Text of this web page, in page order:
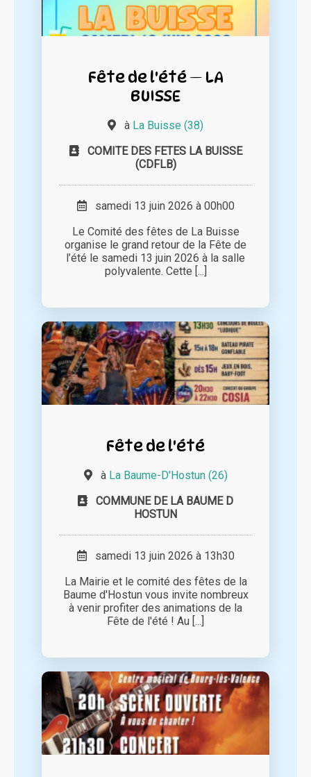
Fête de l'été — LA
BUISSE
à La Buisse (38)
COMITE DES FETES LA BUISSE
(CDFLB)
samedi 13 juin 2026 à 00h00
Le Comité des fêtes de La Buisse
organise le grand retour de la Fête de
l’été le samedi 13 juin 2026 à la salle
polyvalente. Cette [...]
Fête de l'été
à La Baume-D'Hostun (26)
COMMUNE DE LA BAUME D
HOSTUN
samedi 13 juin 2026 à 13h30
La Mairie et le comité des fêtes de la
Baume d'Hostun vous invite nombreux
à venir profiter des animations de la
Fête de l'été ! Au [...]